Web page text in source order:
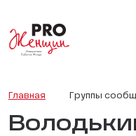
Главная Группы